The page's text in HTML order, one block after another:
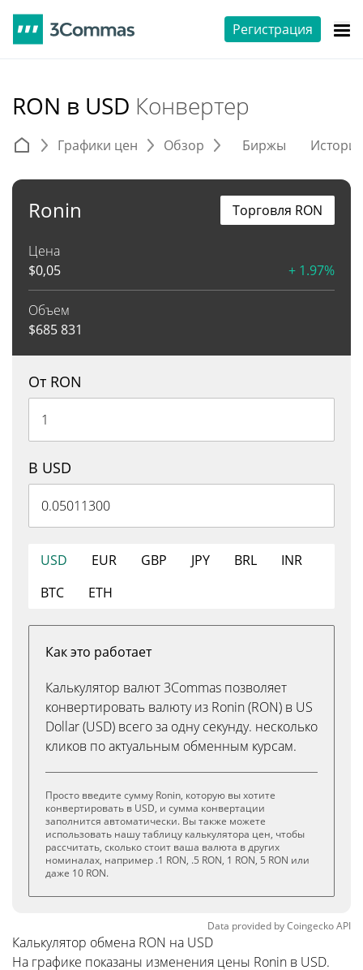
Регистрация
RON в USD Конвертер
Графики цен Обзор Биржы
Ronin
Цена
$0,05 + 1.97%
Объем
$685 831
Торговля RON
От RON
В USD
USD EUR GBP JPY BRL
INR
BTC
ETH
Как это работает
Калькулятор валют 3Commas позволяет
конвертировать валюту из Ronin (RON) в US
Dollar (USD) всего за одну секунду. несколько
кликов по актуальным обменным курсам.
Просто введите сумму Ronin, которую вы хотите
конвертировать в USD, и сумма конвертации
заполнится автоматически. Вы также можете
использовать нашу таблицу калькулятора цен, чтобы
рассчитать, сколько стоит ваша валюта в других
номиналах, например .1 RON, .5 RON, 1 RON, 5 RON или
даже 10 RON.
Data provided byCoingeckoAPI
Калькулятор обмена RON на USD
На графике показаны изменения цены Ronin в USD.